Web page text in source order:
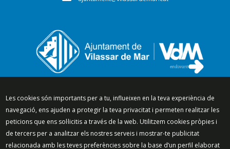
Segueix-nos a:
Les cookies són importants per a tu, influeixen en la teva experiència de
navegació, ens ajuden a protegir la teva privacitat i permeten realitzar les
peticions que ens sol·licitis a través de la web. Utilitzem cookies pròpies i
de tercers per a analitzar els nostres serveis i mostrar-te publicitat
relacionada amb les teves preferències sobre la base d’un perfil elaborat